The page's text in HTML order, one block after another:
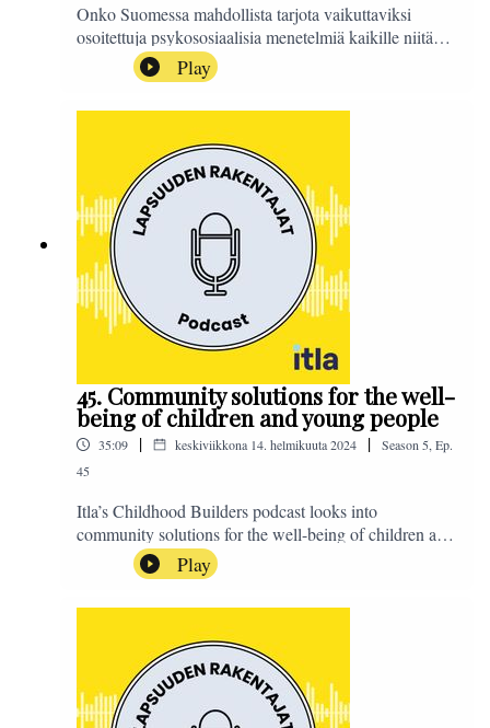
Onko Suomessa mahdollista tarjota vaikuttaviksi
osoitettuja psykososiaalisia menetelmiä kaikille niitä
tarvitseville lapsille ja nuorille? Onko se utopiaa vai
realismia? ? Mikä on tilanne Suomessa nyt, mihin
pitäisi pyrkiä ja miten tavoitteeseen voitaisiin päästä?
keskustelevat erityisasiantuntija Petra Kokko, sosiaali-
ja terveysministeriöstä, Kainuun hyvinvointialueen
johtaja Jukka Lindberg sekä johtaja Petra Kouvonen
Itlasta. Podcastin on toimittanut Sanna
Ra. #LapsuudenRakentajat
Play
45. Community solutions for the well-
being of children and young people
35:09 | keskiviikkona 14. helmikuuta 2024 | Season 5 Ep.
45
Itla’s Childhood Builders podcast looks into
community solutions for the well-being of children and
young people. What kind of experiences and solutions
have emerged in Vantaa neighborhoods? To discuss
this topic are Hannu Rusama, Director Of Youth and
White, ex-senator and former police chief from Canada
who is volunteering in the Vantaa community building
initiative. The episode is in English. The podcast is
hosted by Sanna Ra. Itlan Lapsuuden rakentajat -
Play